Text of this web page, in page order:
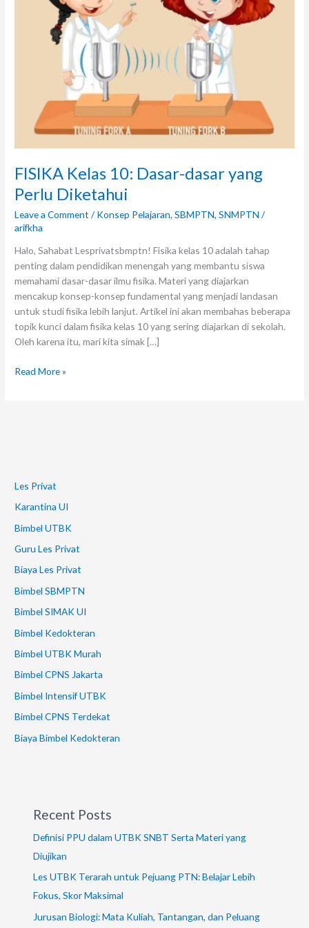
FISIKA Kelas 10: Dasar-dasar yang
Perlu Diketahui
Leave a Comment / Konsep Pelajaran,SBMPTN,SNMPTN /
arifkha
Halo, Sahabat Lesprivatsbmptn! Fisika kelas 10 adalah tahap
penting dalam pendidikan menengah yang membantu siswa
memahami dasar-dasar ilmu fisika. Materi yang diajarkan
mencakup konsep-konsep fundamental yang menjadi landasan
untuk studi fisika lebih lanjut. Artikel ini akan membahas beberapa
topik kunci dalam fisika kelas 10 yang sering diajarkan di sekolah.
Oleh karena itu, mari kita simak […]
Read More »
Les Privat
Karantina UI
Bimbel UTBK
Guru Les Privat
Biaya Les Privat
Bimbel SBMPTN
Bimbel SIMAK UI
Bimbel Kedokteran
Bimbel UTBK Murah
Bimbel CPNS Jakarta
Bimbel Intensif UTBK
Bimbel CPNS Terdekat
Biaya Bimbel Kedokteran
Recent Posts
Definisi PPU dalam UTBK SNBT Serta Materi yang
Diujikan
Les UTBK Terarah untuk Pejuang PTN: Belajar Lebih
Fokus, Skor Maksimal
Jurusan Biologi: Mata Kuliah, Tantangan, dan Peluang